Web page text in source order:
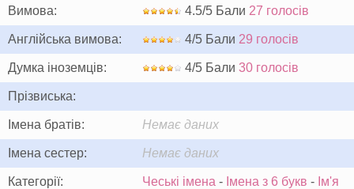
Вимова: 4.5/5 Бали 27 голосів
Англійська вимова: 4/5 Бали 29 голосів
Думка іноземців: 4/5 Бали 30 голосів
Прізвиська:
Імена братів: Немає даних
Імена сестер: Немає даних
Категорії: Чеські імена - Імена з 6 букв - Ім'я